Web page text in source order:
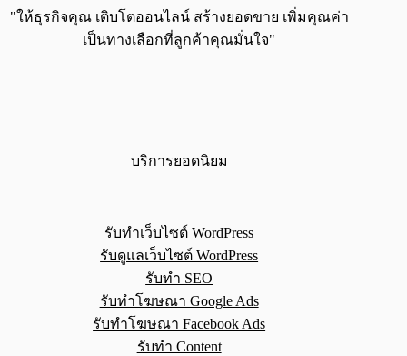
"ให้ธุรกิจคุณ เติบโตออนไลน์ สร้างยอดขาย เพิ่มคุณค่า
เป็นทางเลือกที่ลูกค้าคุณมั่นใจ"
บริการยอดนิยม
รับทำเว็บไซต์ WordPress
รับดูแลเว็บไซต์ WordPress
รับทำ SEO
รับทำโฆษณา Google Ads
รับทำโฆษณา Facebook Ads
รับทำ Content